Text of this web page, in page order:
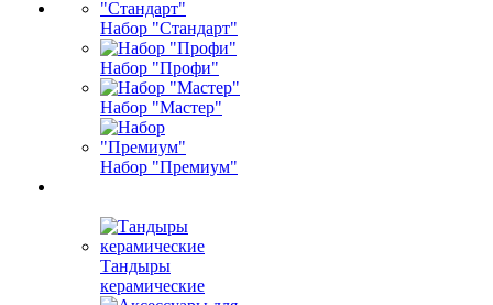
Набор "Стандарт"
Набор "Профи"
Набор "Мастер"
Набор "Премиум"
Тандыры
керамические